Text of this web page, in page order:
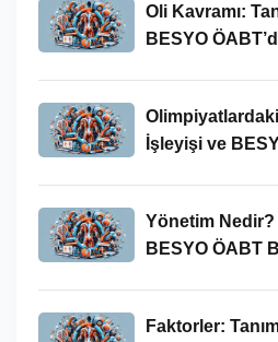
Oli Kavramı:
BESYO
Olimpiyatlardaki
İşleyişi ve
Yönetim Nedir?
BESYO ÖABT
Faktorler: